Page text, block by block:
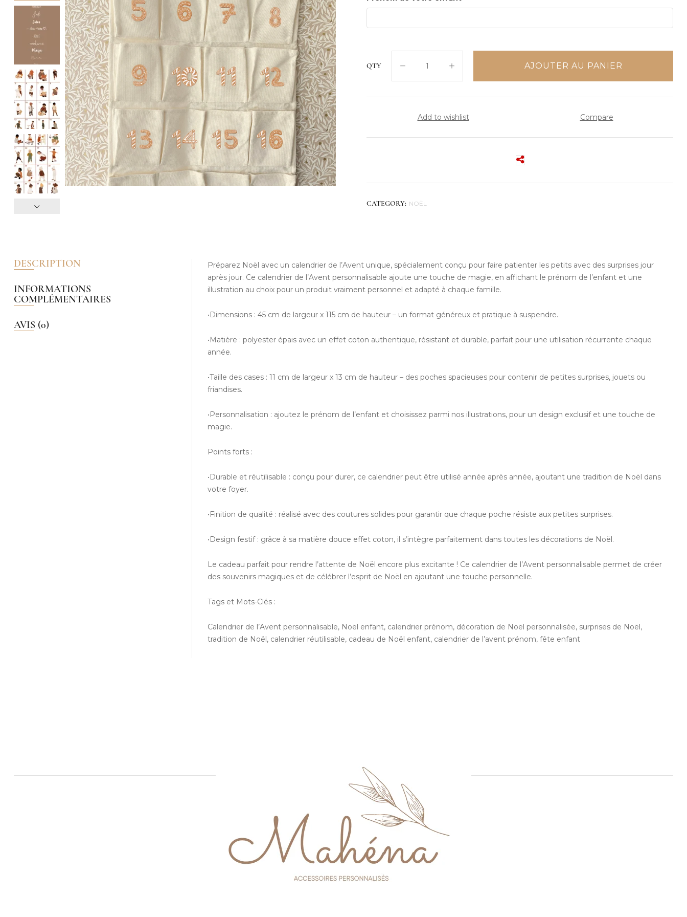
QTY AJOUTER AU PANIER
Add to wishlist Compare
CATEGORY: NOËL
DESCRIPTION
INFORMATIONS
COMPLÉMENTAIRES
AVIS (0)
Préparez Noël avec un calendrier de l’Avent unique, spécialement conçu pour faire patienter les petits avec des surprises jour
après jour. Ce calendrier de l’Avent personnalisable ajoute une touche de magie, en affichant le prénom de l’enfant et une
illustration au choix pour un produit vraiment personnel et adapté à chaque famille.
•Dimensions : 45 cm de largeur x 115 cm de hauteur – un format généreux et pratique à suspendre.
•Matière : polyester épais avec un effet coton authentique, résistant et durable, parfait pour une utilisation récurrente chaque
année.
•Taille des cases : 11 cm de largeur x 13 cm de hauteur – des poches spacieuses pour contenir de petites surprises, jouets ou
friandises.
•Personnalisation : ajoutez le prénom de l’enfant et choisissez parmi nos illustrations, pour un design exclusif et une touche de
magie.
Points forts :
•Durable et réutilisable : conçu pour durer, ce calendrier peut être utilisé année après année, ajoutant une tradition de Noël dans
votre foyer.
•Finition de qualité : réalisé avec des coutures solides pour garantir que chaque poche résiste aux petites surprises.
•Design festif : grâce à sa matière douce effet coton, il s’intègre parfaitement dans toutes les décorations de Noël.
Le cadeau parfait pour rendre l’attente de Noël encore plus excitante ! Ce calendrier de l’Avent personnalisable permet de créer
des souvenirs magiques et de célébrer l’esprit de Noël en ajoutant une touche personnelle.
Tags et Mots-Clés :
Calendrier de l’Avent personnalisable, Noël enfant, calendrier prénom, décoration de Noël personnalisée, surprises de Noël,
tradition de Noël, calendrier réutilisable, cadeau de Noël enfant, calendrier de l’avent prénom, fête enfant